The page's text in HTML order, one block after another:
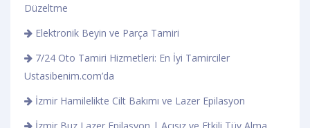
Düzeltme
Elektronik Beyin ve Parça Tamiri
7/24 Oto Tamiri Hizmetleri: En İyi Tamirciler
Ustasibenim.com’da
İzmir Hamilelikte Cilt Bakımı ve Lazer Epilasyon